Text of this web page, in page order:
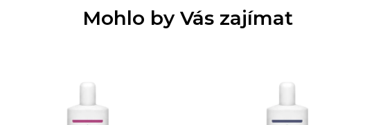
Mohlo by Vás zajímat